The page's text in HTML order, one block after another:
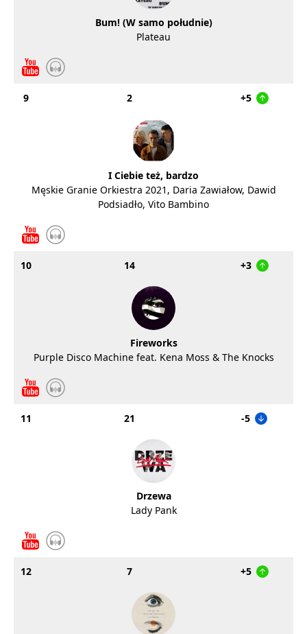
Bum! (W samo południe)
Plateau
9 2 +5
I Ciebie też, bardzo
Męskie Granie Orkiestra 2021, Daria Zawiałow, Dawid
Podsiadło, Vito Bambino
10 14 +3
Fireworks
Purple Disco Machine feat. Kena Moss & The Knocks
11 21 -5
Drzewa
Lady Pank
12 7 +5